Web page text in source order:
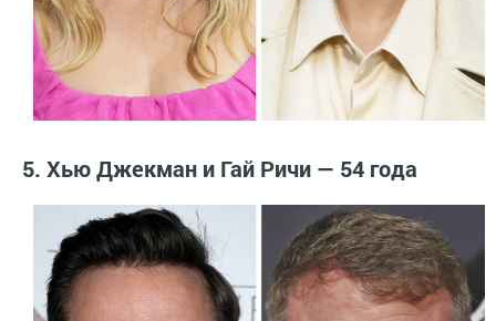
5. Хью Джекман и Гай Ричи — 54 года